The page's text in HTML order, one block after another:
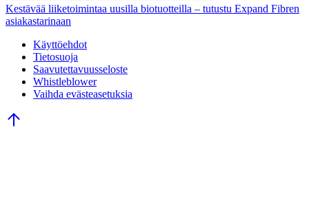
Kestävää liiketoimintaa uusilla biotuotteilla – tutustu Expand Fibren
asiakastarinaan
Käyttöehdot
Tietosuoja
Saavutettavuusseloste
Whistleblower
Vaihda evästeasetuksia